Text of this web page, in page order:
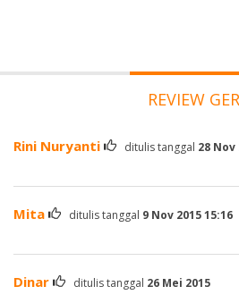
REVIEW
Rini Nuryanti ditulis tanggal 28 Nov
Mita ditulis tanggal 9 Nov 2015 15:16
Dinar ditulis tanggal 26 Mei 2015